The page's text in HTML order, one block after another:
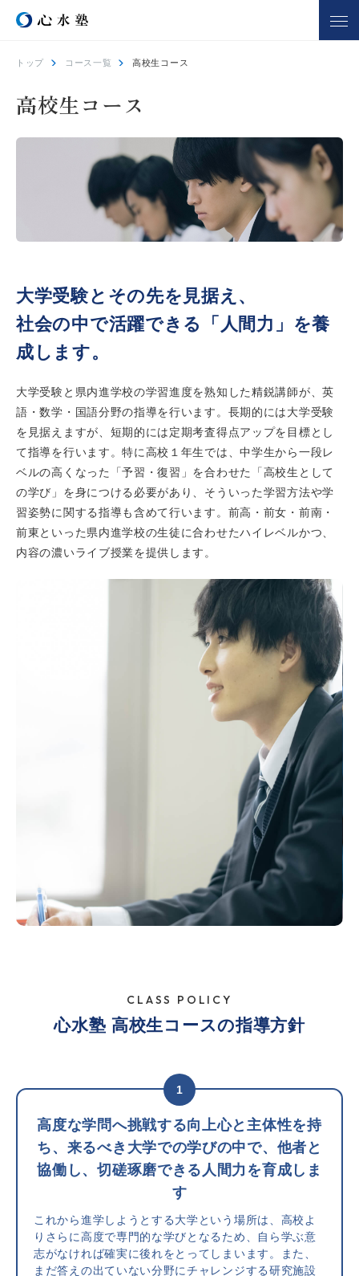
心水塾の強み
心水塾の思い
よくあるご質問
中学生コース
高校生コース
個別学習 るうと
教室を探す 入塾までの流れ
合格実績 合格者の声
お知らせ
心水塾からのお知らせ
各教室からのお知らせ
メディア
資料請求 お問い合わせ
【塾生】
ログインページ
お友達紹介
トップ コース一覧 高校生コース
高校生コース
大学受験とその先を見据え、
社会の中で活躍できる「人間力」を養
成します。
大学受験と県内進学校の学習進度を熟知した精鋭講師が、英
語・数学・国語分野の指導を行います。長期的には大学受験
を見据えますが、短期的には定期考査得点アップを目標とし
て指導を行います。特に高校１年生では、中学生から一段レ
ベルの高くなった「予習・復習」を合わせた「高校生として
の学び」を身につける必要があり、そういった学習方法や学
習姿勢に関する指導も含めて行います。前高・前女・前南・
前東といった県内進学校の生徒に合わせたハイレベルかつ、
内容の濃いライブ授業を提供します。
CLASS POLICY
心水塾 高校生コースの指導方針
1
高度な学問へ挑戦する向上心と主体性を持
ち、来るべき大学での学びの中で、他者と
協働し、切磋琢磨できる人間力を育成しま
す
これから進学しようとする大学という場所は、高校よ
りさらに高度で専門的な学びとなるため、自ら学ぶ意
志がなければ確実に後れをとってしまいます。また、
まだ答えの出ていない分野にチャレンジする研究施設